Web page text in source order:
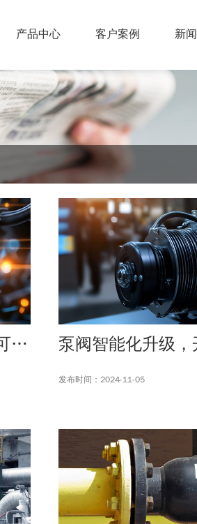
产品中心 客户案例 新
绿色泵阀技术突破，助力工业可持续发展
发布时间：2024-11-05